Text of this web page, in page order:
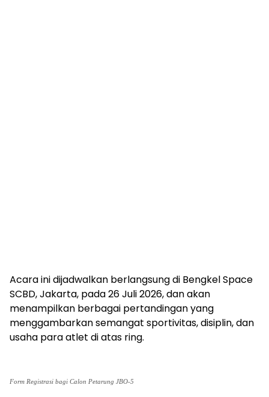
Acara ini dijadwalkan berlangsung di Bengkel Space
SCBD, Jakarta, pada 26 Juli 2026, dan akan
menampilkan berbagai pertandingan yang
menggambarkan semangat sportivitas, disiplin, dan
usaha para atlet di atas ring.
Form Registrasi bagi Calon Petarung JBO-5